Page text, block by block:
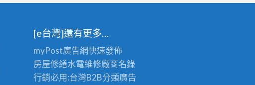
[e台灣]還有更多…
myPost廣告網快速發佈
房屋修繕水電維修廠商名錄
行銷必用:台灣B2B分類廣告